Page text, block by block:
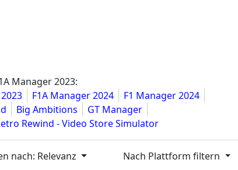
Manager 2023:
F1A Manager 2024
F1 Manager 2024
Big Ambitions
GT Manager
Rewind - Video Store Simulator
nach: Relevanz Nach Plattform filtern